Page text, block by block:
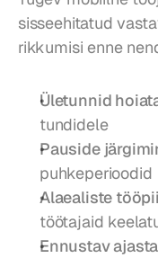
sisseehitatud
rikkumisi enne
Ületunnid
tundidele
Pauside
puhkeperioodid
Alaealiste
töötajaid
Ennustav